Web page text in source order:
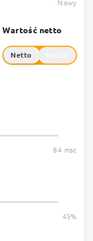
Nowy
Wartość netto
Netto
84 msc
45%